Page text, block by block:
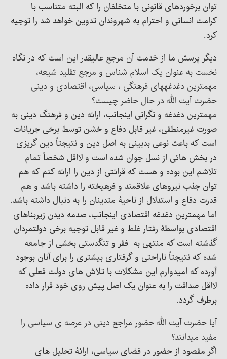
توان برخوردهای قانونی با متخلفان را که البته متناسب با
کرامت انسانی و احترام به شهروندان تدوین خواهد شد را توجیه
کرد.
دیگر پرسش ما از خدمت آن مرجع عالیقدر این است که در نگاه
نخست به عنوان یک اسلام شناس و مرجع تقلید شیعه،
مهمترین دغدغههای فرهنگی ، سیاسی، اقتصادی و دینی
حضرت آیت الله در حال حاضر چیست؟
مهمترین دغدغه و نگرانی اینجانب، ارائه دین و فرهنگ دینی به
صورت غیرمنطقی، غیر قابل دفاع و خشن توسط برخی جریانات
است که باعث نوعی بدبینی به اصل دین و نتیجتاً دین گریزی
در بخش هائی از نسل جوان شده است و لااقل شخصاً تمام
تلاشم این بوده و هست که قرائتی از دین را ارائه کنم که هم
توان جذب نیروهای علاقمند و فرهیخته را داشته باشد و هم
قدرت دفاع و استدلال از ناحیۀ متدینان را به دنبال داشته باشد.
اما مهمترین دغدغه اقتصادی اینجانب، صدمه دیدن زیربناهای
اقتصادی بواسطۀ رفتار غلط و غیر قابل توجیه برخی دولتمردان
گذشته است که منتهی به فقر و تنگدستی بخشی از جامعه
شده که نتیجتاً ناراحتی و گرفتاری بیشتری را برای آنان بوجود
آورده که امیدوارم این مشکلات با تلاش های دولت فعلی که
لااقل صداقت را به عنوان یک اصل پیش روی خود قرار داده
برطرف گردد.
آیا حضرت آیت الله حضور مراجع دینی در عرصه ی سیاسی را
مفید میدانند؟
اگر مقصود از حضور در فضای سیاسی، ارائۀ تحلیل های